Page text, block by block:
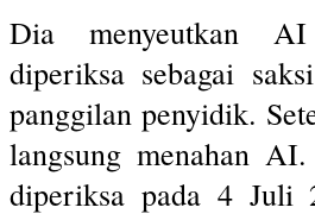
Dia menyeutkan
diperiksa sebagai
panggilan penyidik.
langsung menahan
diperiksa pada 4 Juli